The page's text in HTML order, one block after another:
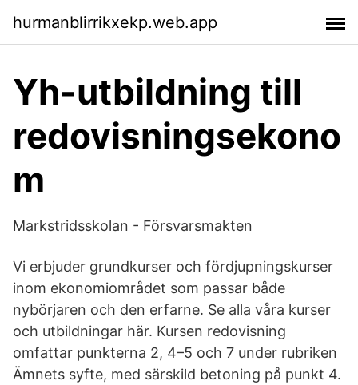
hurmanblirrikxekp.web.app
Yh-utbildning till
redovisningsekono
m
Markstridsskolan - Försvarsmakten
Vi erbjuder grundkurser och fördjupningskurser
inom ekonomiområdet som passar både
nybörjaren och den erfarne. Se alla våra kurser
och utbildningar här. Kursen redovisning
omfattar punkterna 2, 4–5 och 7 under rubriken
Ämnets syfte, med särskild betoning på punkt 4.